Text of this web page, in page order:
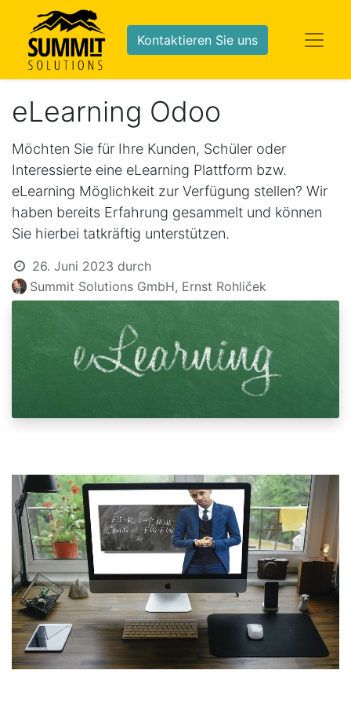
Kontaktieren Sie uns
eLearning Odoo
Möchten Sie für Ihre Kunden, Schüler oder
Interessierte eine eLearning Plattform bzw.
eLearning Möglichkeit zur Verfügung stellen? Wir
haben bereits Erfahrung gesammelt und können
Sie hierbei tatkräftig unterstützen.
26. Juni 2023 durch
Summit Solutions GmbH, Ernst Rohliček